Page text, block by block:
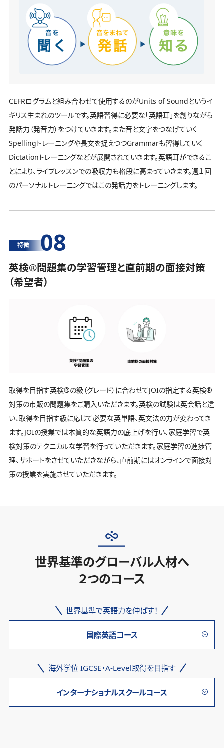
CEFRログラムと組み合わせて使用するのがUnits of Soundというイ
ギリス生まれのツールです。英語習得に必要な「英語耳」を創りながら
発話力（発音力）をつけていきます。また音と文字をつなげていく
Spellingトレーニングや長文を捉えつつGrammarも習得していく
Dictationトレーニングなどが展開されていきます。英語耳ができるこ
とにより、ライブレッスンでの吸収力も格段に高まっていきます。週１回
のパーソナルトレーニングではこの発話力をトレーニングします。
特徴 08
英検®️問題集の学習管理と直前期の面接対策
（希望者）
取得を目指す英検®️の級（グレード）に合わせてJOIの指定する英検®️
対策の市販の問題集をご購入いただきます。英検の試験は英会話と違
い、取得を目指す級に応じて必要な英単語、英文法の力が変わってき
ます。JOIの授業では本質的な英語力の底上げを行い、家庭学習で英
検対策のテクニカルな学習を行っていただきます。家庭学習の進捗管
理、サポートをさせていただきながら、直前期にはオンラインで面接対
策の授業を実施させていただきます。
世界基準のグローバル人材へ
２つのコース
世界基準で英語力を伸ばす！
国際英語コース
海外学位 IGCSE・A-Level取得を目指す
インターナショナルスクールコース